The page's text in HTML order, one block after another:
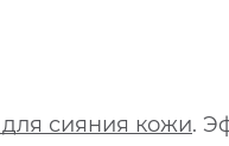
сияния кожи.